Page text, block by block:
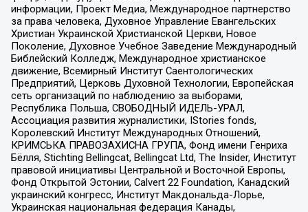
информации, Проект Медиа, Международное партнерство
за права человека, Духовное Управление Евангельских
Христиан Украинской Христианской Церкви, Новое
Поколение, Духовное Учебное Заведение Международный
Библейский Колледж, Международное христианское
движение, Всемирный Институт Саентологических
Предприятий, Церковь Духовной Технологии, Европейская
сеть организаций по наблюдению за выборами,
Республика Польша, СВОБОДНЫЙ ИДЕЛЬ-УРАЛ,
Ассоциация развития журналистики, IStories fonds,
Королевский Институт Международных Отношений,
КРИМСЬКА ПРАВОЗАХИСНА ГРУПА, Фонд имени Генриха
Бёлля, Stichting Bellingcat, Bellingcat Ltd, The Insider, Институт
правовой инициативы Центральной и Восточной Европы,
Фонд Открытой Эстонии, Calvert 22 Foundation, Канадский
украинский конгресс, Институт Макдональда-Лорье,
Украинская национальная федерация Канады,